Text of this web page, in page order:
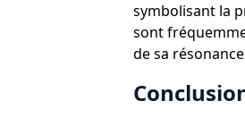
symbolisant la
sont
de sa